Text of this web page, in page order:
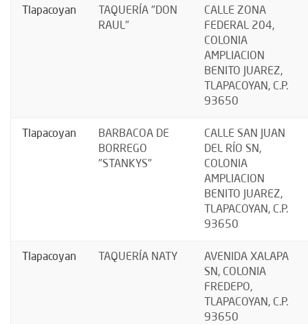
Tlapacoyan
TAQUERÍA "DON
RAUL"
CALLE ZONA
FEDERAL 204,
COLONIA
AMPLIACION
BENITO JUAREZ,
TLAPACOYAN, C.P.
93650
Tlapacoyan
BARBACOA DE
BORREGO
"STANKYS"
CALLE SAN JUAN
DEL RÍO SN,
COLONIA
AMPLIACION
BENITO JUAREZ,
TLAPACOYAN, C.P.
93650
Tlapacoyan TAQUERÍA NATY
AVENIDA XALAPA
SN, COLONIA
FREDEPO,
TLAPACOYAN, C.P.
93650